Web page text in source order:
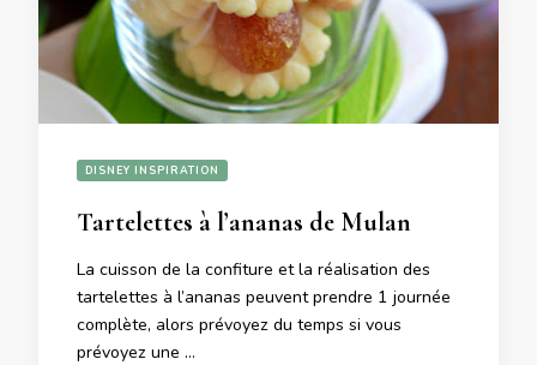
DISNEY INSPIRATION
Tartelettes à l’ananas de Mulan
La cuisson de la confiture et la réalisation des
tartelettes à l’ananas peuvent prendre 1 journée
complète, alors prévoyez du temps si vous
prévoyez une …